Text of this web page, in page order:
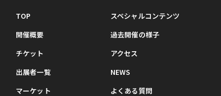
TOP
開催概要
チケット
出展者一覧
マーケット
スペシャルコンテンツ
過去開催の様子
アクセス
NEWS
よくある質問